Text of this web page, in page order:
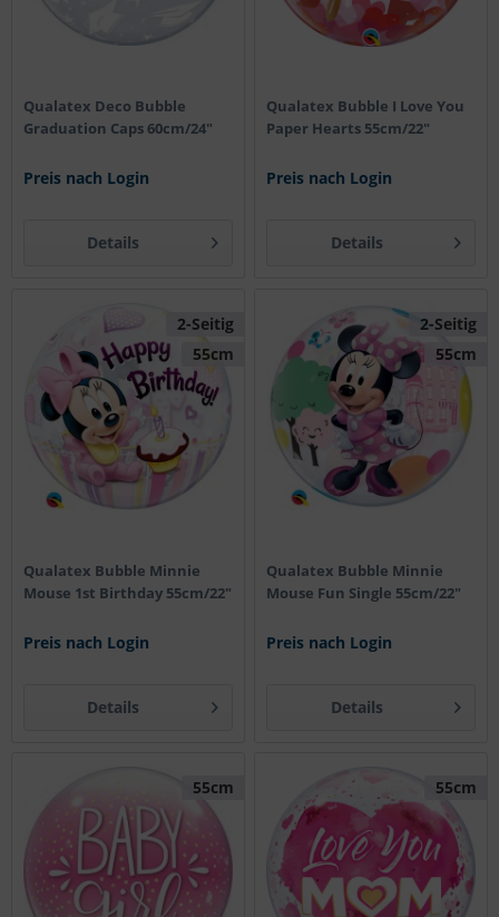
Qualatex Deco Bubble
Graduation Caps 60cm/24"
Preis nach Login
Details
Qualatex Bubble I Love You
Paper Hearts 55cm/22"
Preis nach Login
Details
2-Seitig
55cm
Qualatex Bubble Minnie
Mouse 1st Birthday 55cm/22"
Preis nach Login
Details
2-Seitig
55cm
Qualatex Bubble Minnie
Mouse Fun Single 55cm/22"
Preis nach Login
Details
55cm 55cm